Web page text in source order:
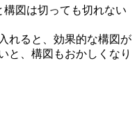
構図は切っても切れない
れると、効果的な構図が
と、構図もおかしくなり